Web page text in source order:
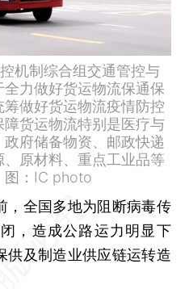
机制综合组交通管控与
力做好货运物流保通保
做好货运物流疫情防控
货运物流特别是医疗与
府储备物资、邮政快递
原材料、重点工业品等
图：IC photo
，全国多地为阻断病毒传
，造成公路运力明显下
供及制造业供应链运转造